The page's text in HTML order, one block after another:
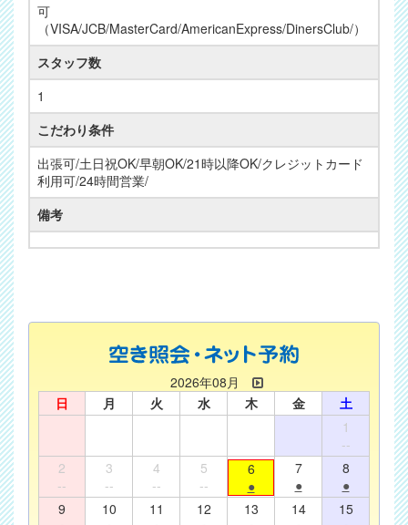
可
（VISA/JCB/MasterCard/AmericanExpress/DinersClub/）
スタッフ数
1
こだわり条件
出張可/土日祝OK/早朝OK/21時以降OK/クレジットカード
利用可/24時間営業/
備考
2026年08月
日
月 火 水 木 金
土
1
--
2
--
3
--
4
--
5
--
6
●
7
●
8
●
9
10
11
12
13
14
15